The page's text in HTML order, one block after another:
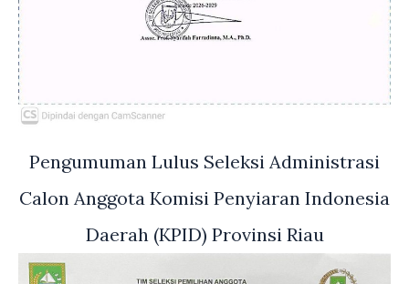
Pengumuman Lulus Seleksi Administrasi
Calon Anggota Komisi Penyiaran Indonesia
Daerah (KPID) Provinsi Riau